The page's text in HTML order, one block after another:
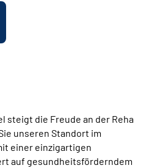
steigt die Freude an der Reha
unseren Standort im
einer einzigartigen
auf gesundheitsförderndem